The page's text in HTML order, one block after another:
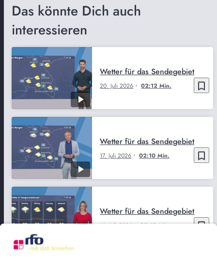
Das könnte Dich auch
interessieren
bookmark_border
20. Juli 2026 02:12 Min.
Wetter für das Sendegebiet
bookmark_border
17. Juli 2026 02:10 Min.
Wetter für das Sendegebiet
bookmark_border
16. Juli 2026 02:10 Min.
Wetter für das Sendegebiet